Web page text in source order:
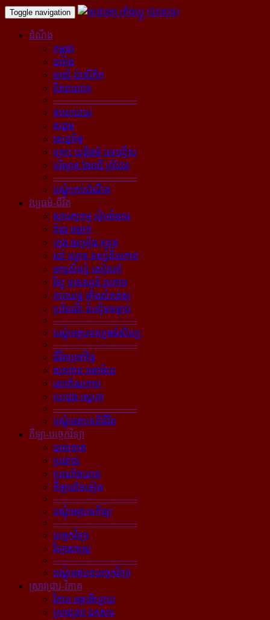
Toggle navigation
ដំណឹង
កម្ពុជា
បារាំង
អាស៊ី-ប៉ាស៊ីភិក
ពិភពលោក
----------------------------
នយោបាយ
សង្គម
សេដ្ឋកិច្ច
គ្រោះ យុត្តិធម៌ បទល្មើស
បរិស្ថាន ផែនដី ព្រំដែន
----------------------------
បណ្ដុំគ្រប់ដំណឹង
វប្បធម៌-ជីវិត
ស្ថាបត្យកម្ម រៀបចំនគរ
គំនូរ ចម្លាក់
ភ្លេង ចម្រៀង ស្មូត្រ
របាំ ល្ខោន ទស្សនីយភាព
អក្សសិល្ប៍ សៀវភៅ
វិទ្យុ ទូរទស្សន៍ រូបភាព
ភាពយន្ដ ផ្ទាំងសំពត់ស
ប្រពៃណី ទំនៀមទម្លាប់
----------------------------
បណ្ដុំអត្ថបទវប្បធម៌សិល្បៈ
----------------------------
ជីវិតប្រចាំថ្ងៃ
សុខភាព អនាម័យ
សោភ័ណភាព
បេះដូង ស្នេហា
----------------------------
បណ្ដុំអត្ថបទពីជីវិត
កីឡា-បច្ចេកវិទ្យា
បាល់ទាត់
ប្រដាល់
ប្រណាំងយាន
កីឡាដទៃទៀត
----------------------------
បណ្ដុំអត្ថបទកីឡា
----------------------------
បច្ចេកវិទ្យា
វិទ្យាសាស្ត្រ
----------------------------
បណ្ដុំអត្ថបទបច្ចេកវិទ្យា
ស្រាវជ្រាវ-វិភាគ
វិភាគ អត្ថាធិប្បាយ
ស្រាវជ្រាវ ឯកសារ